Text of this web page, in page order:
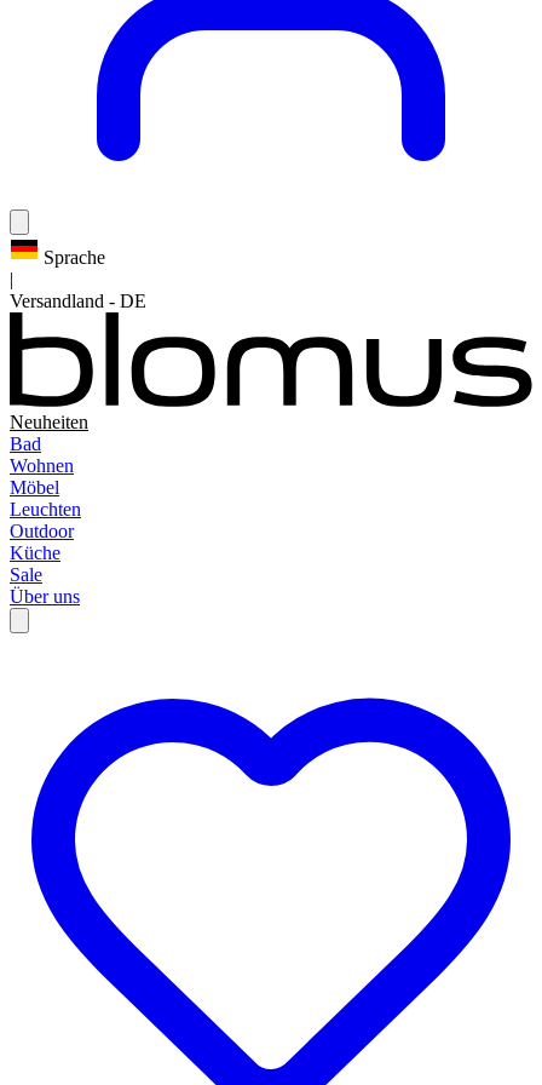
Sprache
|
Versandland - DE
Neuheiten
Bad
Wohnen
Möbel
Leuchten
Outdoor
Küche
Sale
Über uns